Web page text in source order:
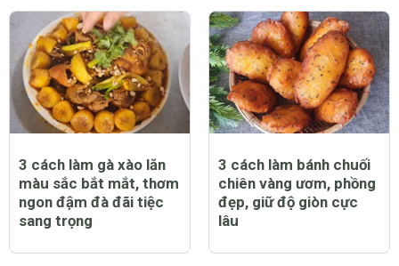
3 cách làm gà xào lăn
màu sắc bắt mắt, thơm
ngon đậm đà đãi tiệc
sang trọng
3 cách làm bánh chuối
chiên vàng ươm, phồng
đẹp, giữ độ giòn cực
lâu